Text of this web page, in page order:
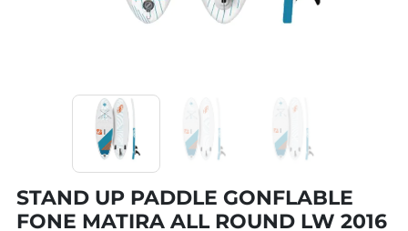
STAND UP PADDLE GONFLABLE
FONE MATIRA ALL ROUND LW 2016